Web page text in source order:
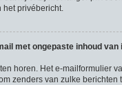
het privébericht.
met ongepaste inhoud
horen. Het e-mailformulier
zenders van zulke berichten